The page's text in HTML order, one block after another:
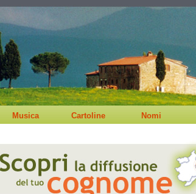
Musica Cartoline Nomi